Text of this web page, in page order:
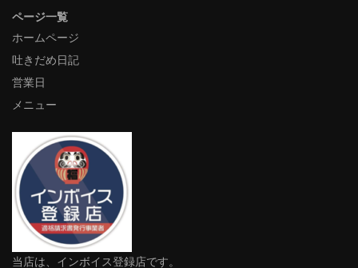
ページ一覧
ホームページ
吐きだめ日記
営業日
メニュー
当店は、インボイス登録店です。